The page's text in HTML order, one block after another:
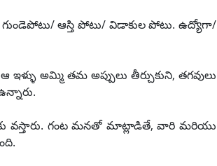
ఆస్తి పోటు/ విడాకుల పోటు. ఉద్యోగా/
అమ్మి తమ అప్పులు తీర్చుకుని, తగవులు
వస్తారు. గంట మనతో మాట్లాడితే, వారి మరియు